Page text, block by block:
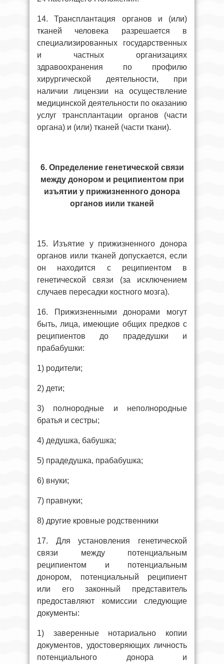
14. Трансплантация органов и (или)
тканей человека разрешается в
специализированных государственных
и частных организациях
здравоохранения по профилю
хирургической деятельности, при
наличии лицензии на осуществление
медицинской деятельности по оказанию
услуг трансплантации органов (части
органа) и (или) тканей (части ткани).
6. Определение генетической связи
между донором и реципиентом при
изъятии у прижизненного донора
органов иили тканей
15. Изъятие у прижизненного донора
органов иили тканей допускается, если
он находится с реципиентом в
генетической связи (за исключением
случаев пересадки костного мозга).
16. Прижизненными донорами могут
быть, лица, имеющие общих предков с
реципиентов до прадедушки и
прабабушки:
1) родители;
2) дети;
3) полнородные и неполнородные
братья и сестры;
4) дедушка, бабушка;
5) прадедушка, прабабушка;
6) внуки;
7) правнуки;
8) другие кровные родственники
17. Для установления генетической
связи между потенциальным
реципиентом и потенциальным
донором, потенциальный реципиент
или его законный представитель
предоставляют комиссии следующие
документы:
1) заверенные нотариально копии
документов, удостоверяющих личность
потенциального донора и